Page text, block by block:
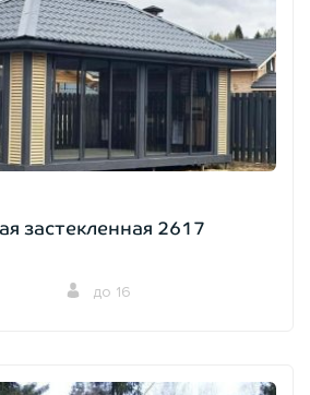
застекленная 2617
до 16